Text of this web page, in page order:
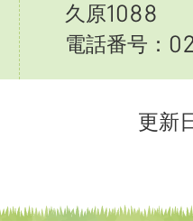
久原1088
電話番号
更新